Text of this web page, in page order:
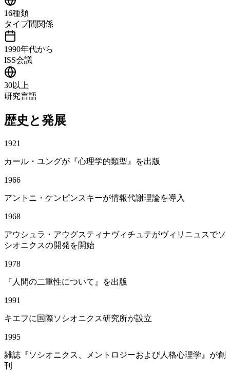
16種類
タイプ間関係
1990年代から
ISS会議
30以上
研究言語
歴史と発展
1921
カール・ユングが『心理学的類型』を出版
1966
アントニ・ケンピンスキーが情報代謝理論を導入
1968
アウシュラ・アウグスティナヴィチュテがヴィリニュスでソ
シオニクスの開発を開始
1978
『人間の二重性について』を出版
1991
キエフに国際ソシオニクス研究所が設立
1995
雑誌『ソシオニクス、メントロジーおよび人格心理学』が創
刊